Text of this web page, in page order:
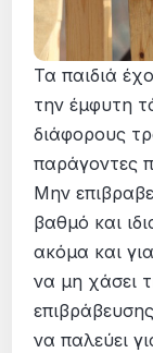
Τα παιδιά
την έμφυτη
διάφορους
παράγοντες
Μην
βαθμό και
ακόμα και
να μη χάσει
να παλεύει